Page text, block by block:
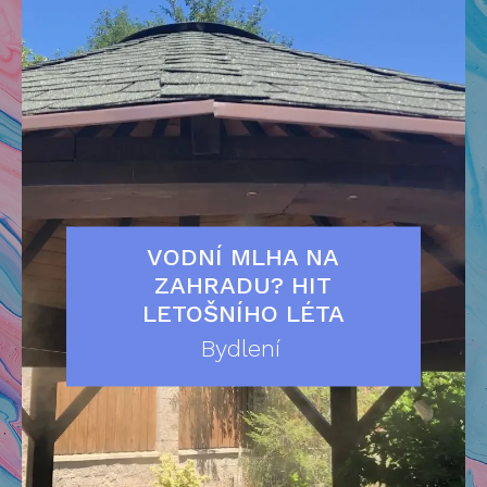
VODNÍ MLHA NA
ZAHRADU? HIT
LETOŠNÍHO LÉTA
Bydlení